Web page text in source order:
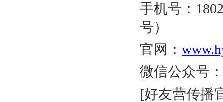
手机号：
号）
官网：
微信公众号
[好友营传播